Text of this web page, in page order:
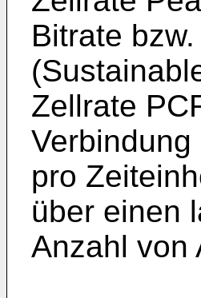
Bitrate
Zellrate
pro
über einen
Anzahl von